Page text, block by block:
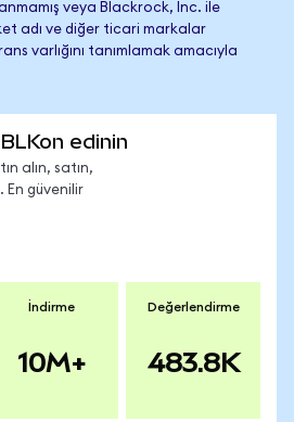
veya Blackrock, Inc. ile
adı ve diğer ticari markalar
varlığını tanımlamak amacıyla
edinin
alın, satın,
En güvenilir
İndirme
10M+
Değerlendirme
483.8K